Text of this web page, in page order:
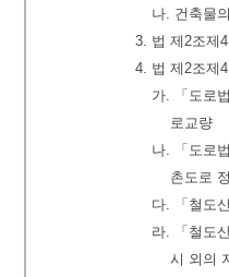
나. 건축물
3. 법 제2조제
4. 법 제2조제
가. 「도로
로교량
나. 「도로
촌도로
다. 「철도
라. 「철도
시 외의